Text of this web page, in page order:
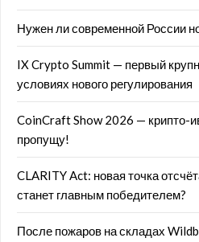
Нужен ли современной России
IX Crypto Summit — первый
условиях нового регулирования
CoinCraft Show 2026 — крипто-
пропущу!
CLARITY Act: новая точка
станет главным победителем?
После пожаров на складах